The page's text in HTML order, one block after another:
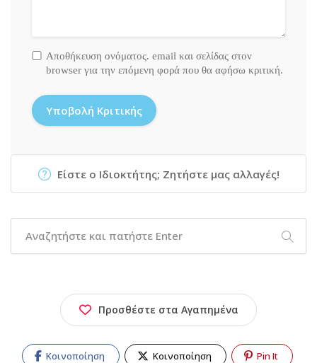
Αποθήκευση ονόματος. email και σελίδας στον
browser για την επόμενη φορά που θα αφήσω κριτική.
Είστε ο Ιδιοκτήτης; Ζητήστε μας αλλαγές!
Προσθέστε στα Αγαπημένα
Κοινοποίηση Κοινοποίηση Pin It